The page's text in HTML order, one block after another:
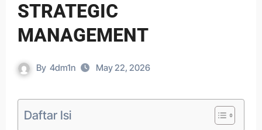
STRATEGIC
MANAGEMENT
By 4dm1n May 22, 2026
Daftar Isi